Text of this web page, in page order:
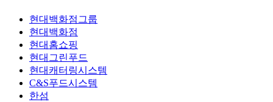
현대백화점그룹
현대백화점
현대홈쇼핑
현대그린푸드
현대캐터링시스템
C&S푸드시스템
한섬